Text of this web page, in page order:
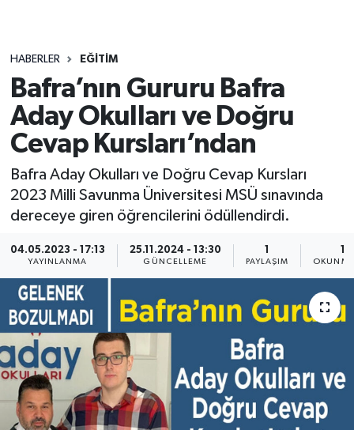
HABERLER EĞITIM
Bafra’nın Gururu Bafra
Aday Okulları ve Doğru
Cevap Kursları’ndan
Bafra Aday Okulları ve Doğru Cevap Kursları
2023 Milli Savunma Üniversitesi MSÜ sınavında
dereceye giren öğrencilerini ödüllendirdi.
04.05.2023 - 17:13
YAYINLANMA
25.11.2024 - 13:30
GÜNCELLEME
1
PAYLAŞIM
1